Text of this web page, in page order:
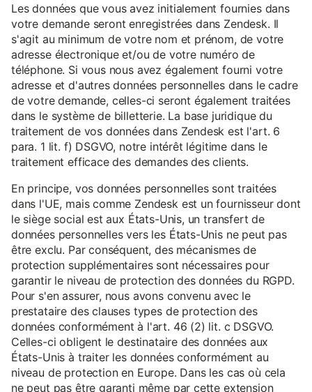
Les données que vous avez initialement fournies dans
votre demande seront enregistrées dans Zendesk. Il
s'agit au minimum de votre nom et prénom, de votre
adresse électronique et/ou de votre numéro de
téléphone. Si vous nous avez également fourni votre
adresse et d'autres données personnelles dans le cadre
de votre demande, celles-ci seront également traitées
dans le système de billetterie. La base juridique du
traitement de vos données dans Zendesk est l'art. 6
para. 1 lit. f) DSGVO, notre intérêt légitime dans le
traitement efficace des demandes des clients.
En principe, vos données personnelles sont traitées
dans l'UE, mais comme Zendesk est un fournisseur dont
le siège social est aux États-Unis, un transfert de
données personnelles vers les États-Unis ne peut pas
être exclu. Par conséquent, des mécanismes de
protection supplémentaires sont nécessaires pour
garantir le niveau de protection des données du RGPD.
Pour s'en assurer, nous avons convenu avec le
prestataire des clauses types de protection des
données conformément à l'art. 46 (2) lit. c DSGVO.
Celles-ci obligent le destinataire des données aux
États-Unis à traiter les données conformément au
niveau de protection en Europe. Dans les cas où cela
ne peut pas être garanti même par cette extension